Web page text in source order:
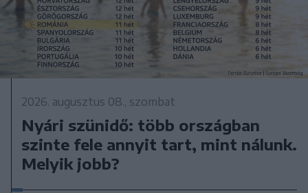
2026. augusztus 08., szombat
Nyári szünidő: több országban
szinte fele annyit tart, mint nálunk.
Melyik jobb?